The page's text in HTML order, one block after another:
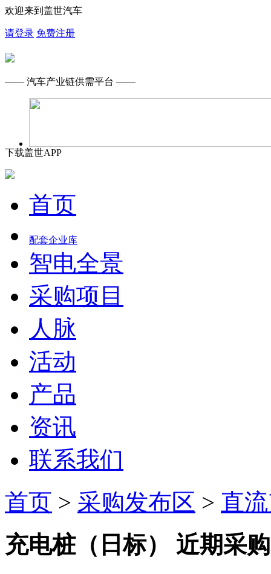
欢迎来到盖世汽车
请登录 免费注册
—— 汽车产业链供需平台 ——
下载盖世APP
首页
配套企业库
智电全景
采购项目
人脉
活动
产品
资讯
联系我们
首页 > 采购发布区 > 直
充电桩（日标）
近期采购